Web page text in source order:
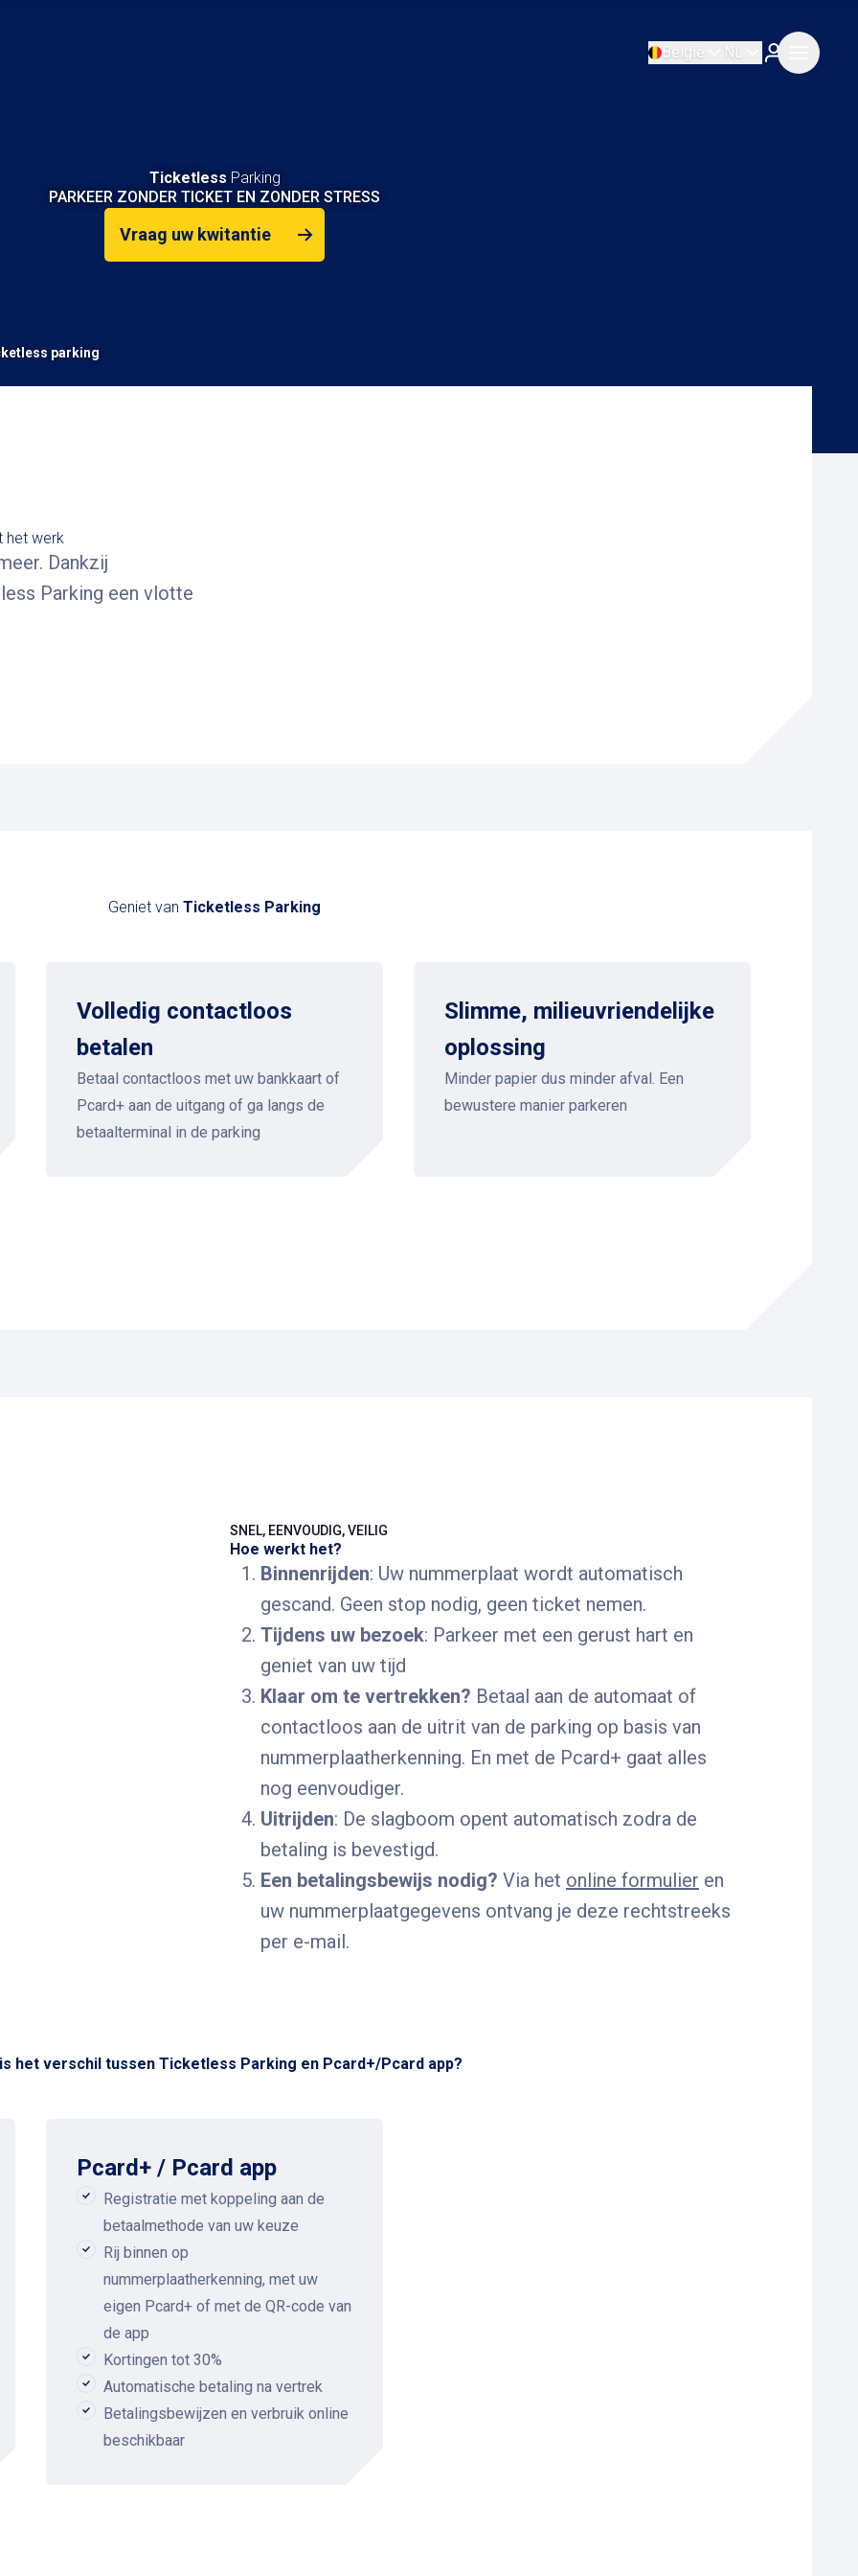
België NL
Ticketless Parking
PARKEER ZONDER TICKET EN ZONDER STRESS
Vraag uw kwitantie
parking
het werk
Dankzij
Parking een vlotte
Geniet van Ticketless Parking
Volledig contactloos
betalen
Betaal contactloos met uw bankkaart of
Pcard+ aan de uitgang of ga langs de
betaalterminal in de parking
Slimme, milieuvriendelijke
oplossing
Minder papier dus minder afval. Een
bewustere manier parkeren
Hoe werkt het?
SNEL, EENVOUDIG, VEILIG
Binnenrijden: Uw nummerplaat wordt automatisch
gescand. Geen stop nodig, geen ticket nemen.
Tijdens uw bezoek: Parkeer met een gerust hart en
geniet van uw tijd
Klaar om te vertrekken? Betaal aan de automaat of
contactloos aan de uitrit van de parking op basis van
nummerplaatherkenning. En met de Pcard+ gaat alles
nog eenvoudiger.
Uitrijden: De slagboom opent automatisch zodra de
betaling is bevestigd.
Een betalingsbewijs nodig? Via het online formulier en
uw nummerplaatgegevens ontvang je deze rechtstreeks
per e-mail.
het verschil tussen Ticketless Parking en Pcard+/Pcard app?
Pcard+ / Pcard app
Registratie met koppeling aan de
betaalmethode van uw keuze
Rij binnen op
nummerplaatherkenning, met uw
eigen Pcard+ of met de QR-code van
de app
Kortingen tot 30%
Automatische betaling na vertrek
Betalingsbewijzen en verbruik online
beschikbaar